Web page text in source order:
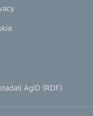
AgID (RDF)